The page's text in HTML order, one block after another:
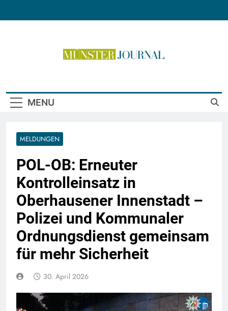
MENU
MELDUNGEN
POL-OB: Erneuter
Kontrolleinsatz in
Oberhausener Innenstadt –
Polizei und Kommunaler
Ordnungsdienst gemeinsam
für mehr Sicherheit
30. April 2026